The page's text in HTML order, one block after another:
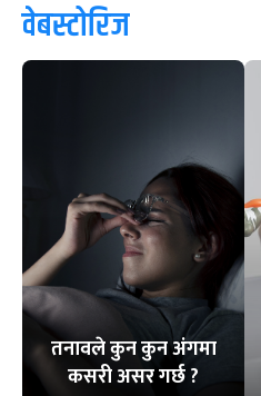
वेबस्टोरिज
तनावले कुन कुन अंगमा
कसरी असर गर्छ ?